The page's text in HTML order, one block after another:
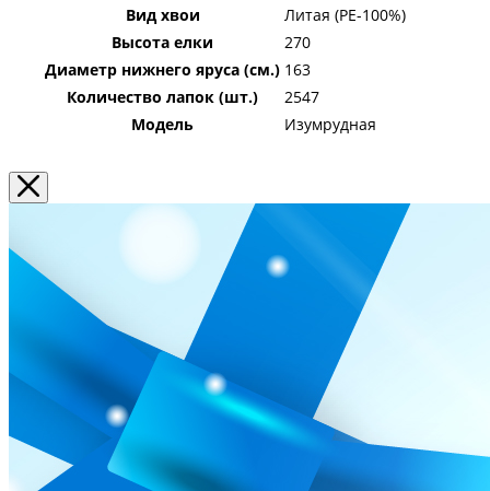
Вид хвои
Литая (PE-100%)
Высота елки
270
Диаметр нижнего яруса (см.) 163
Количество лапок (шт.)
2547
Модель
Изумрудная